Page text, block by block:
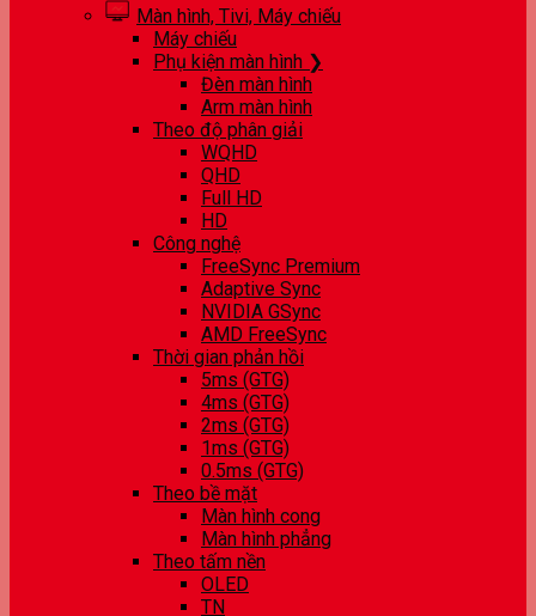
Màn hình, Tivi, Máy chiếu
Máy chiếu
Phụ kiện màn hình ❯
Đèn màn hình
Arm màn hình
Theo độ phân giải
WQHD
QHD
Full HD
HD
Công nghệ
FreeSync Premium
Adaptive Sync
NVIDIA GSync
AMD FreeSync
Thời gian phản hồi
5ms (GTG)
4ms (GTG)
2ms (GTG)
1ms (GTG)
0.5ms (GTG)
Theo bề mặt
Màn hình cong
Màn hình phẳng
Theo tấm nền
OLED
TN